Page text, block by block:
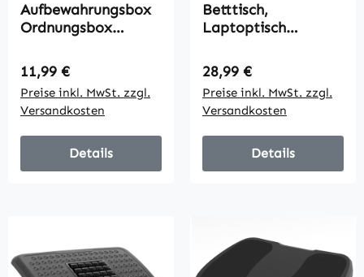
Aufbewahrungsbox
Ordnungsbox
Organizer
ausziehbar Bambus
Natur 24,6 x 17,6 x
7 cm
Regulärer Preis:
11,99 €
Preise inkl. MwSt. zzgl.
Versandkosten
Details
Betttisch,
Laptoptisch
mit Schublade,
Klappbar für Sofa
Arbeiten Bett, Eiche
Regulärer Preis:
28,99 €
Preise inkl. MwSt. zzgl.
Versandkosten
Details